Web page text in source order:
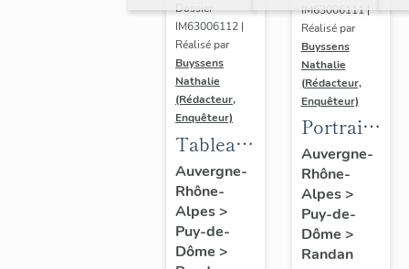
Dossier
IM63006112 |
Réalisé par
Buyssens
Nathalie
(Rédacteur,
Enquêteur)
Tableau
d'Eugène
Romain
Van
Maldeghem
Auvergne-
Rhône-
Alpes>
Puy-de-
Dôme >
IM63006111 |
Réalisé par
Buyssens
Nathalie
(Rédacteur,
Enquêteur)
Portrait
d'Adélaïde
d'Orléans,
d'après
François
Gérard
Auvergne-
Rhône-
Alpes>
Puy-de-
Dôme >
Randan